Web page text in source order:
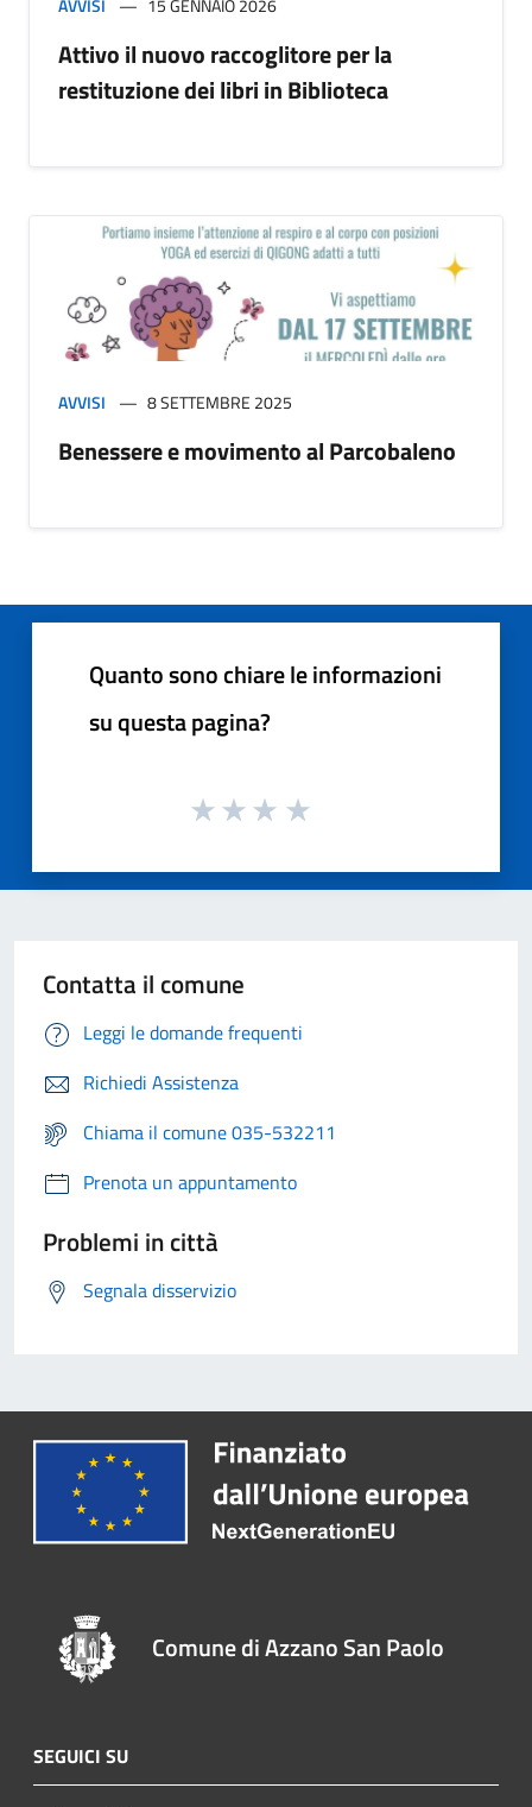
AVVISI 15 GENNAIO 2026
Attivo il nuovo raccoglitore per la
restituzione dei libri in Biblioteca
AVVISI 8 SETTEMBRE 2025
Benessere e movimento al Parcobaleno
Quanto sono chiare le informazioni
su questa pagina?
Contatta il comune
Leggi le domande frequenti
Richiedi Assistenza
Chiama il comune 035-532211
Prenota un appuntamento
Problemi in città
Segnala disservizio
Comune di Azzano San Paolo
SEGUICI SU